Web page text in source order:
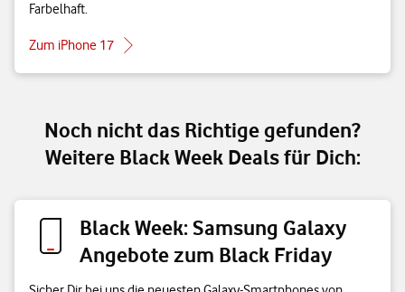
Farbelhaft.
Zum iPhone 17
Noch nicht das Richtige gefunden?
Weitere Black Week Deals für Dich:
Black Week: Samsung Galaxy
Angebote zum Black Friday